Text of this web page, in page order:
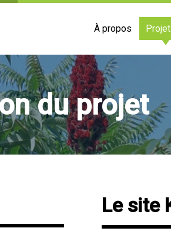
À propos Projet
du projet
Le site